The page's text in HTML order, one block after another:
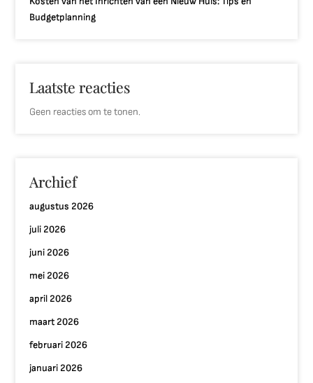
Budgetplanning
Laatste reacties
Geen reacties om te tonen.
Archief
augustus 2026
juli 2026
juni 2026
mei 2026
april 2026
maart 2026
februari 2026
januari 2026